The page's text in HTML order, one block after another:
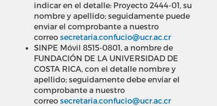
indicar en el detalle: Proyecto 2444-01, su
nombre y apellido; seguidamente puede
enviar el comprobante a nuestro
correo secretaria.confucio@ucr.ac.cr
SINPE Móvil 8515-0801, a nombre de
FUNDACIÓN DE LA UNIVERSIDAD DE
COSTA RICA, con el detalle nombre y
apellido; seguidamente debe enviar el
comprobante a nuestro
correo secretaria.confucio@ucr.ac.cr